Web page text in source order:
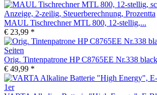
MAUL Tischrechner MTL 800, 12-stellig,...
€ 23,99 *
Orig. Tintenpatrone HP C8765EE Nr.338
€ 49,99 *